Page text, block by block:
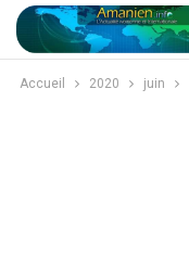
Accueil 2020 juin